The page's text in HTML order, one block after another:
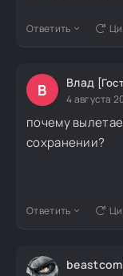
Ответить
В Влад
4 августа
почему
сохранении?
Ответить
beastcom